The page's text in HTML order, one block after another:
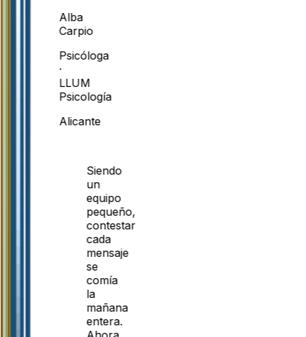
Alba
Carpio
Psicóloga
·
LLUM
Psicología
Alicante
Siendo
un
equipo
pequeño,
contestar
cada
mensaje
se
comía
la
mañana
entera.